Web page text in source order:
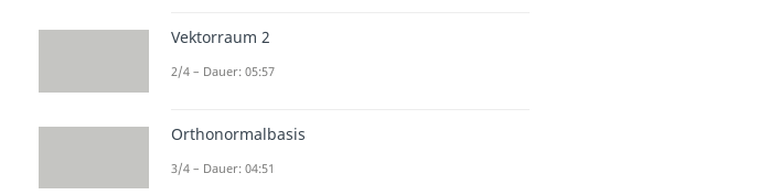
Vektorraum 2
2/4 – Dauer: 05:57
Orthonormalbasis
3/4 – Dauer: 04:51